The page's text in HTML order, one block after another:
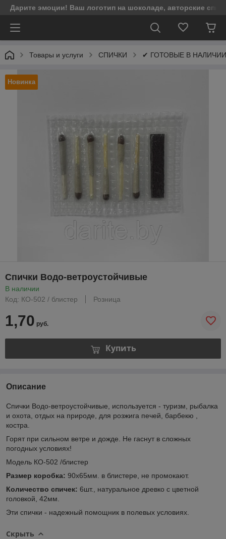
Дарите эмоции! Ваш логотип на шоколаде, авторские
Товары и услуги СПИЧКИ ✔ ГОТОВЫЕ В НАЛИЧИИ
Новинка
Спички Водо-ветроустойчивые
В наличии
Код: КО-502 / блистер
Розница
1,70 руб.
Купить
Описание
Спички Водо-ветроустойчивые, используется - туризм, рыбалка
и охота, отдых на природе, для розжига печей, барбекю ,
костра.
Горят при сильном ветре и дожде. Не гаснут в сложных
погодных условиях!
Модель КО-502 /блистер
Размер коробка: 90x65мм. в блистере, не промокают.
Количество спичек: 6шт., натуральное древко с цветной
головкой, 42мм.
Эти спички - надежный помощник в полевых условиях.
Скрыть